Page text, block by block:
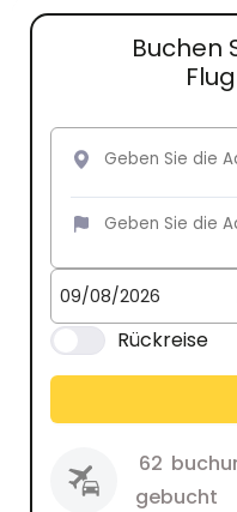
Buchen
Rückreise
62
gebucht